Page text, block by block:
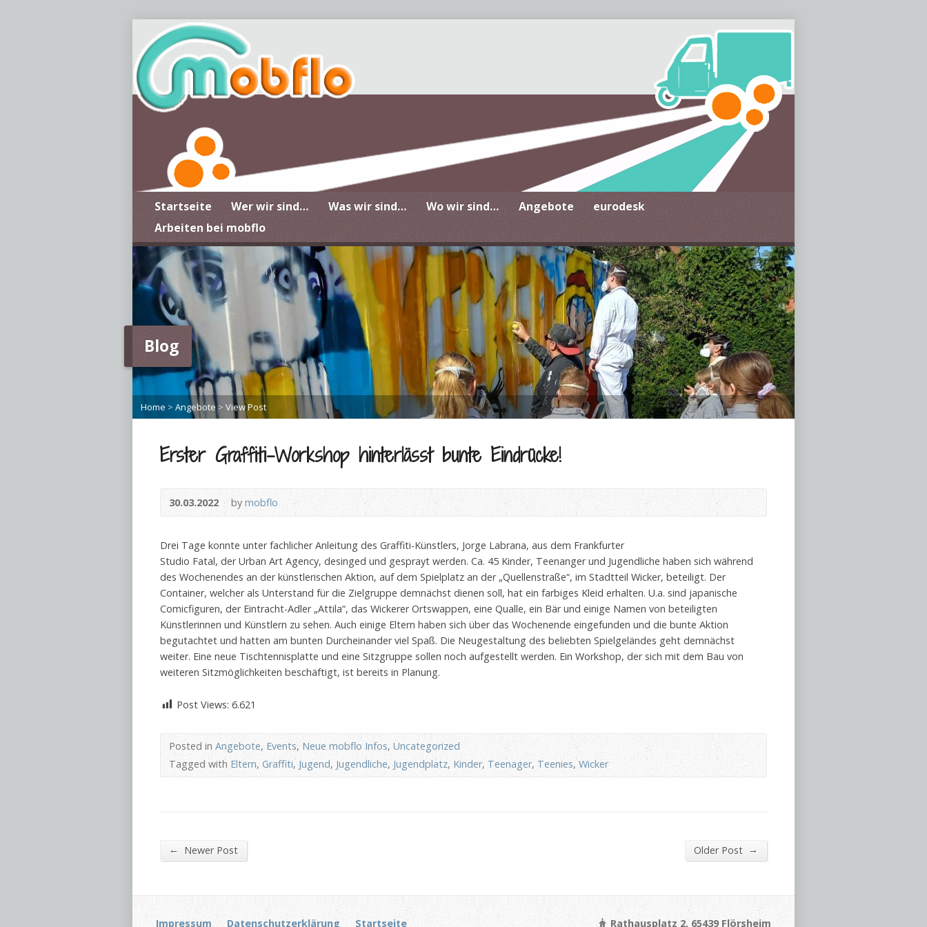
Zentrum für Jugendberatung und Suchthilfe im MTK,
JJ e.V.
Startseite Wer wir sind… Was wir sind… Wo wir sind… Angebote
eurodesk
Arbeiten bei mobflo
Blog
Home > Angebote > View Post
Erster Graffiti-Workshop hinterlässt bunte Eindrücke!
30.03.2022 by mobflo
Drei Tage konnte unter fachlicher Anleitung des Graffiti-Künstlers, Jorge Labrana, aus dem Frankfurter
Studio Fatal, der Urban Art Agency, desinged und gesprayt werden. Ca. 45 Kinder, Teenanger und Jugendliche haben sich während
des Wochenendes an der künstlerischen Aktion, auf dem Spielplatz an der „Quellenstraße“, im Stadtteil Wicker, beteiligt. Der
Container, welcher als Unterstand für die Zielgruppe demnächst dienen soll, hat ein farbiges Kleid erhalten. U.a. sind japanische
Comicfiguren, der Eintracht-Adler „Attila“, das Wickerer Ortswappen, eine Qualle, ein Bär und einige Namen von beteiligten
Künstlerinnen und Künstlern zu sehen. Auch einige Eltern haben sich über das Wochenende eingefunden und die bunte Aktion
begutachtet und hatten am bunten Durcheinander viel Spaß. Die Neugestaltung des beliebten Spielgeländes geht demnächst
weiter. Eine neue Tischtennisplatte und eine Sitzgruppe sollen noch aufgestellt werden. Ein Workshop, der sich mit dem Bau von
weiteren Sitzmöglichkeiten beschäftigt, ist bereits in Planung.
Post Views: 6.621
Posted inAngebote, Events,Neue mobflo Infos,Uncategorized
Tagged withEltern, Graffiti, Jugend, Jugendliche,Jugendplatz,Kinder,Teenager,Teenies,Wicker
← Newer Post Older Post →
Impressum Datenschutzerklärung Startseite Rathausplatz 2, 65439 Flörsheim